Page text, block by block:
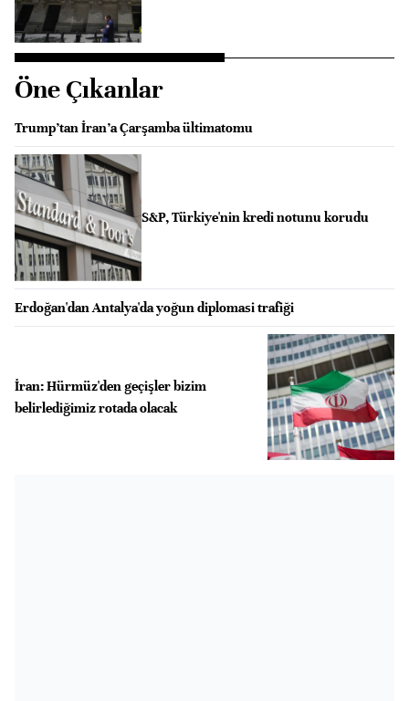
Öne Çıkanlar
Trump’tan İran’a Çarşamba ültimatomu
S&P, Türkiye'nin kredi notunu korudu
Erdoğan'dan Antalya'da yoğun diplomasi trafiği
İran: Hürmüz'den geçişler bizim
belirlediğimiz rotada olacak